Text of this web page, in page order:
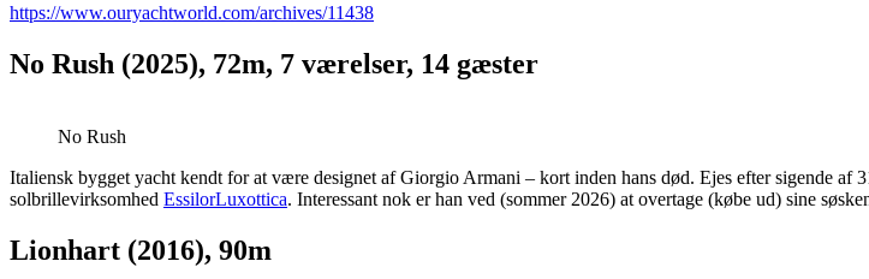
https://www.ouryachtworld.com/archives/11438
No Rush (2025), 72m, 7 værelser, 14 gæster
No Rush
Italiensk bygget yacht kendt for at være designet af Giorgio Armani – kort inden hans død. Ejes efter sigende af
solbrillevirksomhed EssilorLuxottica. Interessant nok er han ved (sommer 2026) at overtage (købe ud) sine
Lionhart (2016), 90m